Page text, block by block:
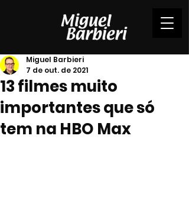
13 filmes muito
importantes que só
tem na HBO Max
Miguel Barbieri
7 de out. de 2021